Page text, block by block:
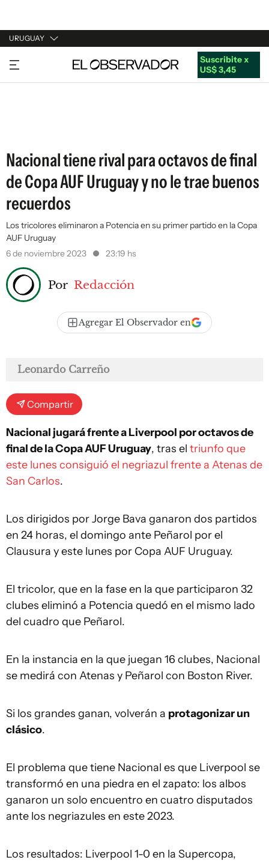
URUGUAY
URUGUAY
ARGENTINA
Suscribite x
US$ 3,45
Nacional tiene rival para octavos de final
de Copa AUF Uruguay y no le trae buenos
recuerdos
Los tricolores eliminaron a Potencia en su primer partido en la Copa
AUF Uruguay
6 de noviembre 2023
23:19 hs
Por Redacción
Agregar El Observador en
Leonardo Carreño
Compartir
Nacional jugará frente a Liverpool por octavos de
final de la Copa AUF Uruguay, tras el triunfo que
este lunes consiguió el negriazul frente a Atenas de
San Carlos.
Los dirigidos por Jorge Bava ganaron dos partidos
en 24 horas, el domingo ante Peñarol por el
Clausura y este lunes por Copa AUF Uruguay.
El tricolor, que en la fase en la que participaron 32
clubes eliminó a Potencia quedó en el mismo lado
del cuadro que Peñarol.
En la instancia en la que juegan 16 clubes, Nacional
se medirá con Atenas y Peñarol con Boston River.
Si los grandes ganan, volverán a protagonizar un
clásico.
El problema que tiene Nacional es que Liverpool se
transformó en una piedra en el zapato: los albos
ganaron un solo encuentro en cuatro disputados
ante los negriazules en este 2023.
Los resultados: Liverpool 1-0 en la Supercopa,